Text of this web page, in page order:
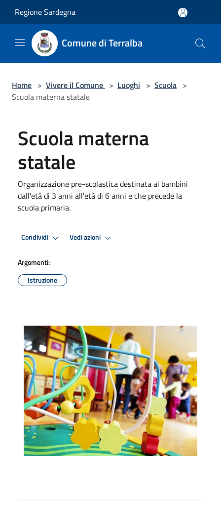
Regione Sardegna
Comune di Terralba
Home > Vivere il Comune > Luoghi > Scuola >
Scuola materna statale
Scuola materna
statale
Organizzazione pre-scolastica destinata ai bambini
dall'età di 3 anni all'età di 6 anni e che precede la
scuola primaria.
Condividi Vedi azioni
Argomenti:
Istruzione